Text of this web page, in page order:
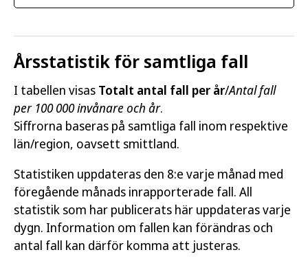
Årsstatistik för samtliga fall
I tabellen visas Totalt antal fall per år/Antal fall
per 100 000 invånare och år.
Siffrorna baseras på samtliga fall inom respektive
län/region, oavsett smittland.
Statistiken uppdateras den 8:e varje månad med
föregående månads inrapporterade fall. All
statistik som har publicerats här uppdateras varje
dygn. Information om fallen kan förändras och
antal fall kan därför komma att justeras.